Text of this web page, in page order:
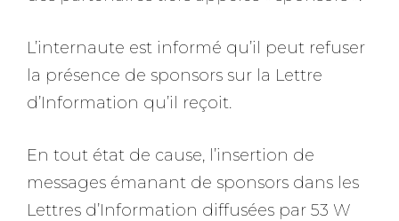
L’internaute est informé qu’il peut refuser
la présence de sponsors sur la Lettre
d’Information qu’il reçoit.
En tout état de cause, l’insertion de
messages émanant de sponsors dans les
Lettres d’Information diffusées par 53 W